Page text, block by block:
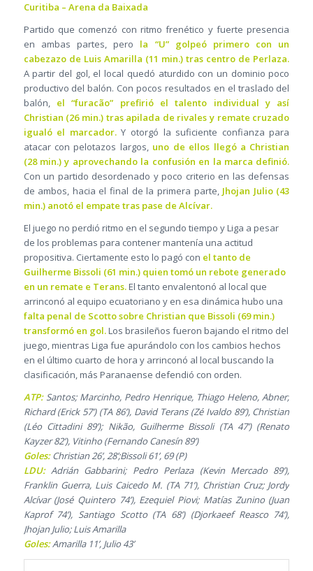
Curitiba – Arena da Baixada
Partido que comenzó con ritmo frenético y fuerte presencia
en ambas partes, pero la “U” golpeó primero con un
cabezazo de Luis Amarilla (11 min.) tras centro de Perlaza.
A partir del gol, el local quedó aturdido con un dominio poco
productivo del balón. Con pocos resultados en el traslado del
balón, el “furacão” prefirió el talento individual y así
Christian (26 min.) tras apilada de rivales y remate cruzado
igualó el marcador.Y otorgó la suficiente confianza para
atacar con pelotazos largos, uno de ellos llegó a Christian
(28 min.) y aprovechando la confusión en la marca definió.
Con un partido desordenado y poco criterio en las defensas
de ambos, hacia el final de la primera parte, Jhojan Julio (43
min.) anotó el empate tras pase de Alcívar.
El juego no perdió ritmo en el segundo tiempo y Liga a pesar
de los problemas para contener mantenía una actitud
propositiva. Ciertamente esto lo pagó con el tanto de
Guilherme Bissoli (61 min.) quien tomó un rebote generado
en un remate e Terans.El tanto envalentonó al local que
arrinconó al equipo ecuatoriano y en esa dinámica hubo una
falta penal de Scotto sobre Christian que Bissoli (69 min.)
transformó en gol.Los brasileños fueron bajando el ritmo del
juego, mientras Liga fue apurándolo con los cambios hechos
en el último cuarto de hora y arrinconó al local buscando la
clasificación, más Paranaense defendió con orden.
ATP:Santos; Marcinho, Pedro Henrique, Thiago Heleno, Abner;
Richard (Erick 57’) (TA 86’), David Terans (Zé Ivaldo 89’), Christian
(Léo Cittadini 89’); Nikão, Guilherme Bissoli (TA 47’) (Renato
Kayzer 82’), Vitinho (Fernando Canesín 89’)
Goles:Christian 26’, 28’;Bissoli 61’, 69 (P)
LDU:Adrián Gabbarini; Pedro Perlaza (Kevin Mercado 89’),
Franklin Guerra, Luis Caicedo M. (TA 71’), Christian Cruz; Jordy
Alcívar (José Quintero 74’), Ezequiel Piovi; Matías Zunino (Juan
Kaprof 74’), Santiago Scotto (TA 68’) (Djorkaeef Reasco 74’),
Jhojan Julio; Luis Amarilla
Goles:Amarilla 11’, Julio 43’